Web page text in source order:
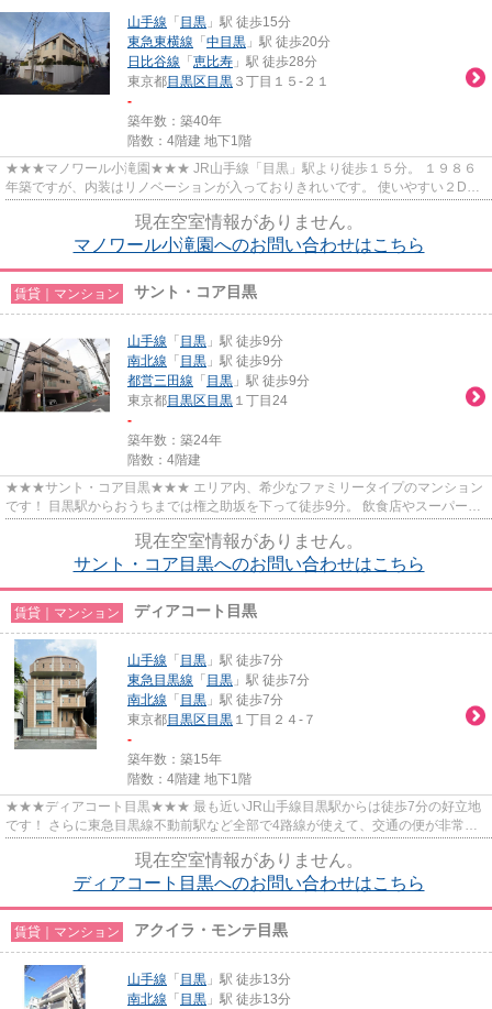
山手線 「 目黒 」駅 徒歩15分
東急東横線 「 中目黒 」駅 徒歩20分
日比谷線 「 恵比寿 」駅 徒歩28分
東京都目黒区 目黒 ３丁目１５-２１
-
築年数：築40年
階数：4階建 地下1階
★★★マノワール小滝園★★★ JR山手線「目黒」駅より徒歩１５分。 １９８６
年築ですが、内装はリノベーションが入っておりきれいです。 使いやすい２DK
現在空室情報がありません。
マノワール小滝園へのお問い合わせはこちら
賃貸｜マンション サント・コア目黒
山手線 「 目黒 」駅 徒歩9分
南北線 「 目黒 」駅 徒歩9分
都営三田線 「 目黒 」駅 徒歩9分
東京都目黒区 目黒 １丁目24
-
築年数：築24年
階数：4階建
★★★サント・コア目黒★★★ エリア内、希少なファミリータイプのマンション
です！ 目黒駅からおうちまでは権之助坂を下って徒歩9分。 飲食店やスーパーな
現在空室情報がありません。
サント・コア目黒へのお問い合わせはこちら
賃貸｜マンション ディアコート目黒
山手線 「 目黒 」駅 徒歩7分
東急目黒線 「 目黒 」駅 徒歩7分
南北線 「 目黒 」駅 徒歩7分
東京都目黒区 目黒 １丁目２４-７
-
築年数：築15年
階数：4階建 地下1階
★★★ディアコート目黒★★★ 最も近いJR山手線目黒駅からは徒歩7分の好立地
です！ さらに東急目黒線不動前駅など全部で4路線が使えて、交通の便が非常に
現在空室情報がありません。
ディアコート目黒へのお問い合わせはこちら
賃貸｜マンション アクイラ・モンテ目黒
山手線 「 目黒 」駅 徒歩13分
南北線 「 目黒 」駅 徒歩13分